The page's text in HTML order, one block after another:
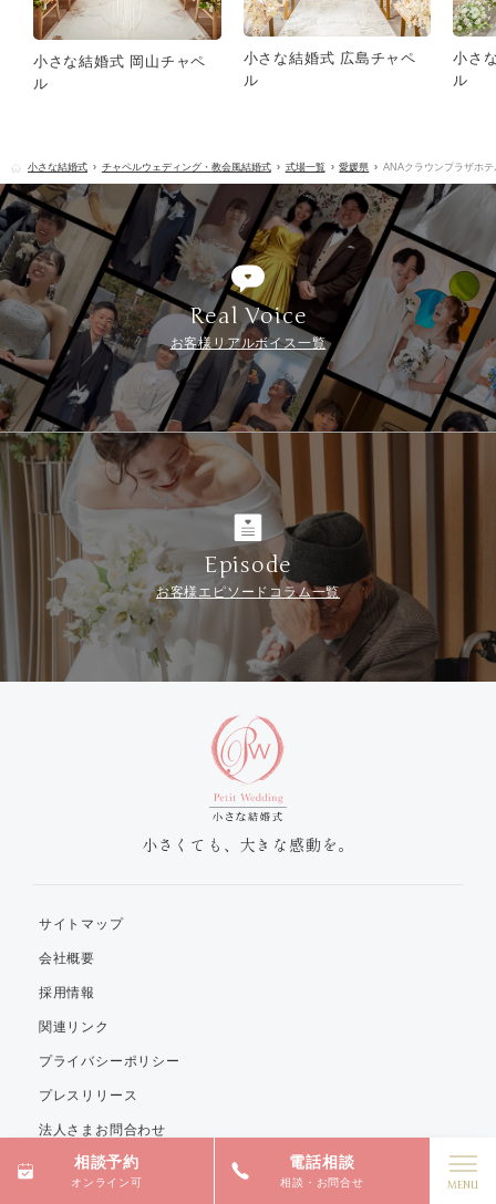
小さな結婚式 岡山チャペ
ル
小さな結婚式 広島チャペ
ル
小さ
ル
小さな結婚式 チャペルウェディング・教会風結婚式 式場一覧 愛媛県 ANAクラウンプラザホ
相談予約
オンライン可
電話相談
相談・お問合せ
Real Voice
お客様リアルボイス一覧
Episode
お客様エピソードコラム一覧
小さくても、大きな感動を。
サイトマップ
会社概要
採用情報
関連リンク
プライバシーポリシー
プレスリリース
法人さまお問合わせ